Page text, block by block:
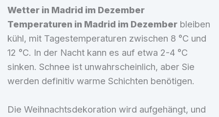
Wetter in Madrid im Dezember
Temperaturen in Madrid im Dezemberbleiben
kühl, mit Tagestemperaturen zwischen 8 °C und
12 °C. In der Nacht kann es auf etwa 2-4 °C
sinken. Schnee ist unwahrscheinlich, aber Sie
werden definitiv warme Schichten benötigen.
Die Weihnachtsdekoration wird aufgehängt, und